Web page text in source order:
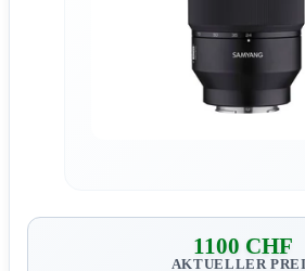
1100 CHF
AKTUELLER